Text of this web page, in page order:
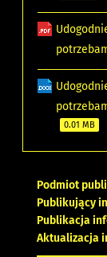
0.01 MB
Podmiot
Publikujący
Publikacja
Aktualizacja